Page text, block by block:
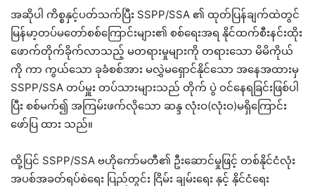
အဆိုပါ ကိစ္စနှင့်ပတ်သက်ပြီး SSPP/SSA ၏ ထုတ်ပြန်ချက်ထဲတွင်
မြန်မာ့တပ်မတော်စစ်ကြောင်းများ၏ စစ်ရေးအရ နိုင်ထက်စီးနင်းထိုး
ဖောက်တိုက်ခိုက်လာသည့် မတရားမှုများကို တရားသော မိမိကိုယ်
ကို ကာ ကွယ်သော ခုခံစစ်အား မလွှဲမရှောင်နိုင်သော အနေအထားမှ
SSPP/SSA တပ်မှူး တပ်သားများသည် တိုက် ပွဲ ဝင်နေရခြင်းဖြစ်ပါ
ပြီး စစ်မက်၍ အကြမ်းဖက်လိုသော ဆန္ဒ လုံးဝ(လုံးဝ)မရှိကြောင်း
ဖော်ပြ ထား သည်။
ထို့ပြင် SSPP/SSA ဗဟိုကော်မတီ၏ ဦးဆောင်မှုဖြင့် တစ်နိုင်ငံလုံး
အပစ်အခတ်ရပ်စဲရေး ပြည်တွင်း ငြိမ်း ချမ်းရေး နှင့် နိုင်ငံရေး